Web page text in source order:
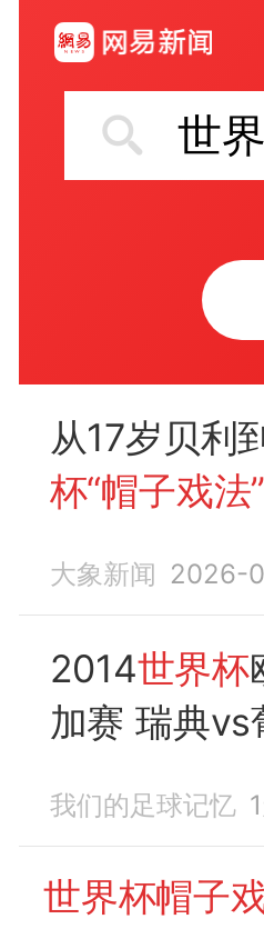
世
从17岁贝利
杯“帽子戏法
大象新闻 2026-
2014世界杯
加赛 瑞典vs
我们的足球记忆
世界杯帽子